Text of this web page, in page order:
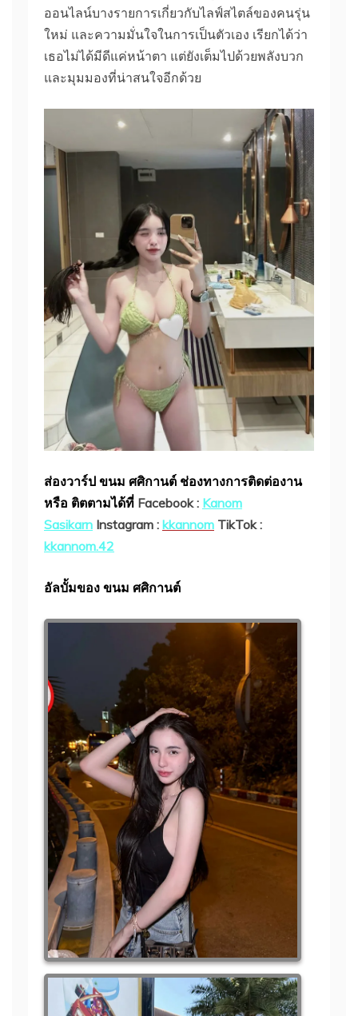
ออนไลน์บางรายการเกี่ยวกับไลฟ์สไตล์ของคนรุ่น
ใหม่ และความมั่นใจในการเป็นตัวเอง เรียกได้ว่า
เธอไม่ได้มีดีแค่หน้าตา แต่ยังเต็มไปด้วยพลังบวก
และมุมมองที่น่าสนใจอีกด้วย
ส่องวาร์ป ขนม ศศิกานต์ ช่องทางการติดต่องาน
หรือ ติตตามได้ที่ Facebook : Kanom
Sasikarn Instagram : kkannom TikTok :
kkannom.42
อัลบั้มของ ขนม ศศิกานต์